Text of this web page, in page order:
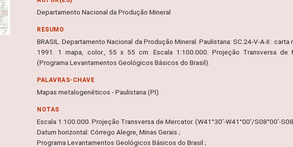
Departamento Nacional da Produção Mineral
RESUMO
BRASIL. Departamento Nacional da Produção Mineral. Paulistana: SC.24-V-A-II : carta
1991. 1 mapa, color., 55 x 55 cm. Escala 1:100.000. Projeção Transversa de
(Programa Levantamentos Geológicos Básicos do Brasil).
PALAVRAS-CHAVE
Mapas metalogenéticos - Paulistana (PI)
NOTAS
Escala 1:100.000. Projeção Transversa de Mercator. (W41°30'-W41°00'/S08°00'-
Datum horizontal: Córrego Alegre, Minas Gerais ;
Programa Levantamentos Geológicos Básicos do Brasil ;